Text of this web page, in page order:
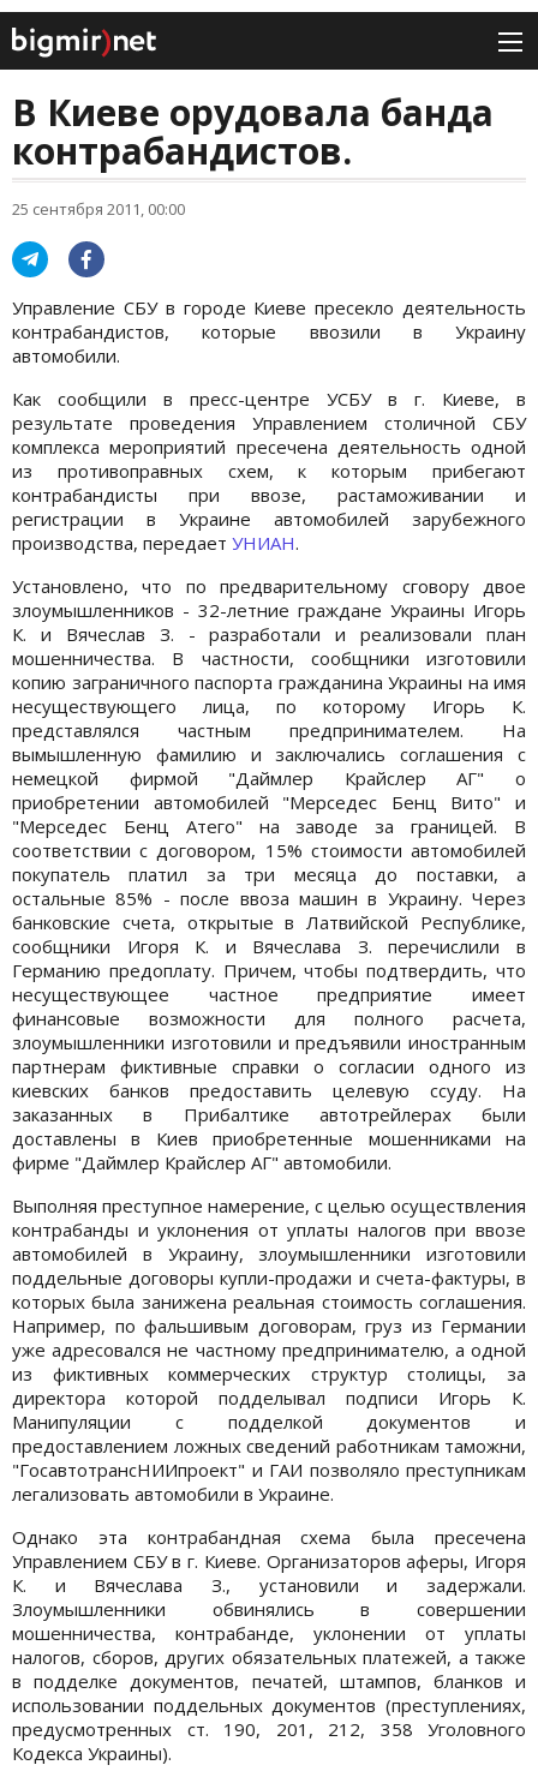
В Киеве орудовала банда
контрабандистов.
25 сентября 2011, 00:00
Управление СБУ в городе Киеве пресекло деятельность
контрабандистов, которые ввозили в Украину
автомобили.
Как сообщили в пресс-центре УСБУ в г. Киеве, в
результате проведения Управлением столичной СБУ
комплекса мероприятий пресечена деятельность одной
из противоправных схем, к которым прибегают
контрабандисты при ввозе, растаможивании и
регистрации в Украине автомобилей зарубежного
производства, передает УНИАН.
Установлено, что по предварительному сговору двое
злоумышленников - 32-летние граждане Украины Игорь
К. и Вячеслав З. - разработали и реализовали план
мошенничества. В частности, сообщники изготовили
копию заграничного паспорта гражданина Украины на имя
несуществующего лица, по которому Игорь К.
представлялся частным предпринимателем. На
вымышленную фамилию и заключались соглашения с
немецкой фирмой "Даймлер Крайслер АГ" о
приобретении автомобилей "Мерседес Бенц Вито" и
"Мерседес Бенц Атего" на заводе за границей. В
соответствии с договором, 15% стоимости автомобилей
покупатель платил за три месяца до поставки, а
остальные 85% - после ввоза машин в Украину. Через
банковские счета, открытые в Латвийской Республике,
сообщники Игоря К. и Вячеслава З. перечислили в
Германию предоплату. Причем, чтобы подтвердить, что
несуществующее частное предприятие имеет
финансовые возможности для полного расчета,
злоумышленники изготовили и предъявили иностранным
партнерам фиктивные справки о согласии одного из
киевских банков предоставить целевую ссуду. На
заказанных в Прибалтике автотрейлерах были
доставлены в Киев приобретенные мошенниками на
фирме "Даймлер Крайслер АГ" автомобили.
Выполняя преступное намерение, с целью осуществления
контрабанды и уклонения от уплаты налогов при ввозе
автомобилей в Украину, злоумышленники изготовили
поддельные договоры купли-продажи и счета-фактуры, в
которых была занижена реальная стоимость соглашения.
Например, по фальшивым договорам, груз из Германии
уже адресовался не частному предпринимателю, а одной
из фиктивных коммерческих структур столицы, за
директора которой подделывал подписи Игорь К.
Манипуляции с подделкой документов и
предоставлением ложных сведений работникам таможни,
"ГосавтотрансНИИпроект" и ГАИ позволяло преступникам
легализовать автомобили в Украине.
Однако эта контрабандная схема была пресечена
Управлением СБУ в г. Киеве. Организаторов аферы, Игоря
К. и Вячеслава З., установили и задержали.
Злоумышленники обвинялись в совершении
мошенничества, контрабанде, уклонении от уплаты
налогов, сборов, других обязательных платежей, а также
в подделке документов, печатей, штампов, бланков и
использовании поддельных документов (преступлениях,
предусмотренных ст. 190, 201, 212, 358 Уголовного
Кодекса Украины).